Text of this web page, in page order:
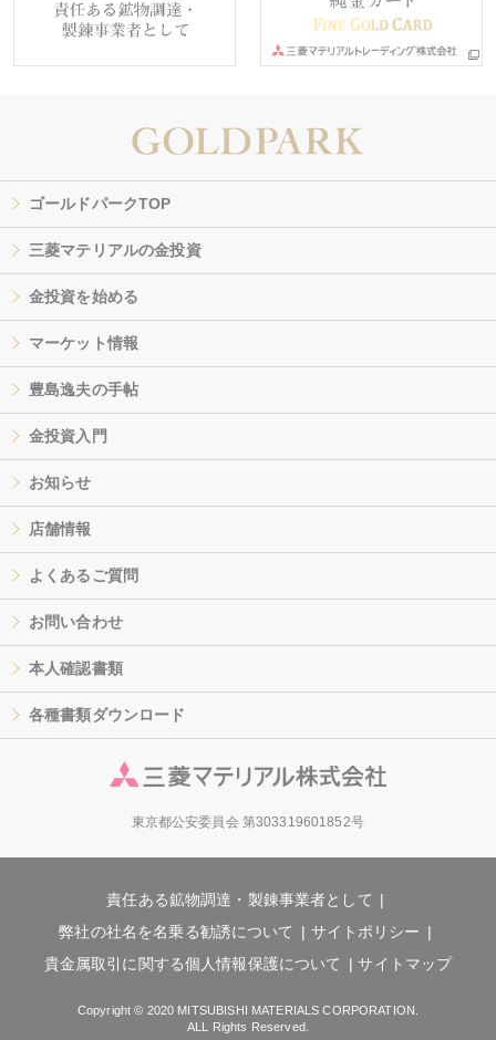
ゴールドパークTOP
三菱マテリアルの金投資
金投資を始める
マーケット情報
豊島逸夫の手帖
金投資入門
お知らせ
店舗情報
よくあるご質問
お問い合わせ
本人確認書類
各種書類ダウンロード
東京都公安委員会 第303319601852号
責任ある鉱物調達・製錬事業者として
弊社の社名を名乗る勧誘について
サイトポリシー
貴金属取引に関する個人情報保護について
サイトマップ
Copyright © 2020 MITSUBISHI MATERIALS CORPORATION.
ALL Rights Reserved.